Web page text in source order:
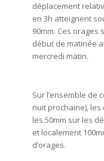
déplacement
en 3h atteignent
90mm. Ces orages
début de matinée
mercredi matin.
Sur l’ensemble de
nuit prochaine),
les 50mm sur les
et localement
d’orages.